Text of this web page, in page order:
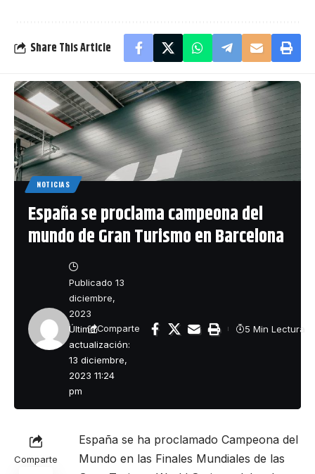
Share This Article
NOTICIAS
España se proclama campeona del
mundo de Gran Turismo en Barcelona
Última
actualización:
13 diciembre,
2023 11:24
pm
Publicado 13
diciembre,
2023
Comparte 5 Min Lectura
Comparte
España se ha proclamado Campeona del
Mundo en las Finales Mundiales de las